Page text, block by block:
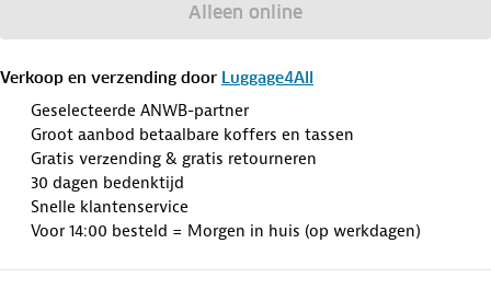
Alleen online
Verkoop en verzending door Luggage4All
Geselecteerde ANWB-partner
Groot aanbod betaalbare koffers en tassen
Gratis verzending & gratis retourneren
30 dagen bedenktijd
Snelle klantenservice
Voor 14:00 besteld = Morgen in huis (op werkdagen)